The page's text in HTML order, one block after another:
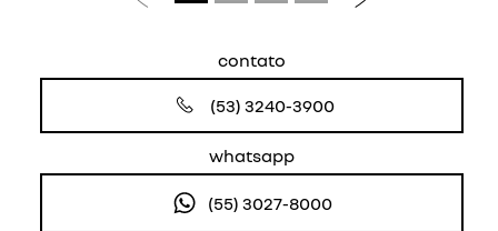
Anterior Próximo
contato
(53) 3240-3900
whatsapp
(55) 3027-8000